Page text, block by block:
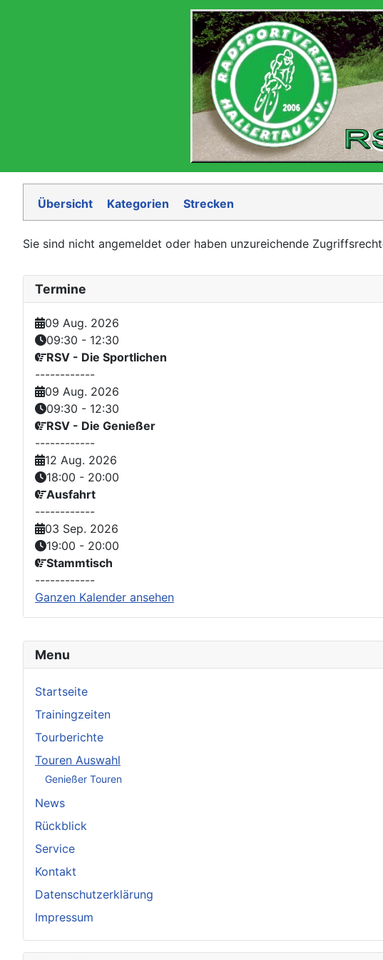
Menu
Startseite
Trainingzeiten
Tourberichte
Touren Auswahl
Genießer Touren
News
Rückblick
Service
Kontakt
Datenschutzerklärung
Impressum
Übersicht Kategorien Strecken
Sie sind nicht angemeldet oder haben unzureichende
Termine
09 Aug. 2026
09:30 - 12:30
RSV - Die Sportlichen
------------
09 Aug. 2026
09:30 - 12:30
RSV - Die Genießer
------------
12 Aug. 2026
18:00 - 20:00
Ausfahrt
------------
03 Sep. 2026
19:00 - 20:00
Stammtisch
------------
Ganzen Kalender ansehen